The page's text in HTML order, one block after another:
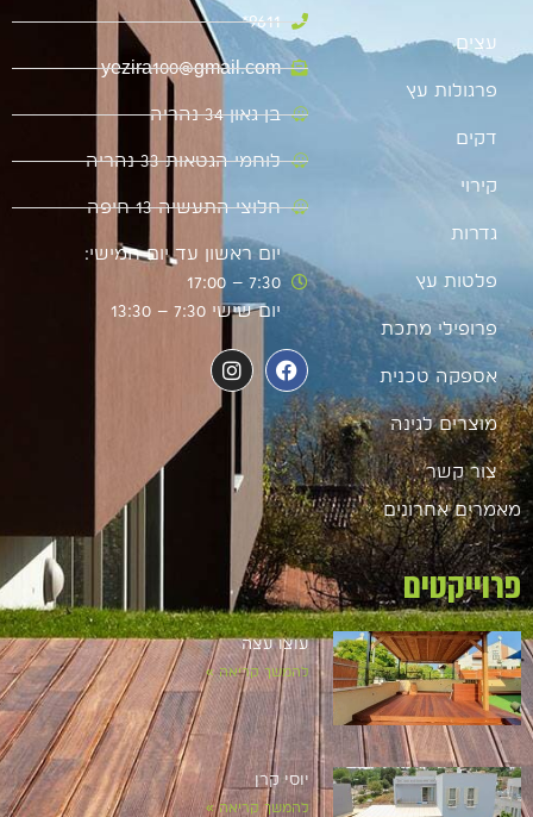
עצים
פרגולות עץ
דקים
קירוי
גדרות
פלטות עץ
פרופילי מתכת
אספקה טכנית
מוצרים לגינה
צור קשר
מאמרים אחרונים
9611*
yezira100@gmail.com
בן גאון 34 נהריה
לוחמי הגטאות 33 נהריה
חלוצי התעשיה 13 חיפה
יום ראשון עד יום חמישי:
7:30 – 17:00
יום שישי 7:30 – 13:30
פרוייקטים
עוצו עצה
להמשך קריאה »
יוסי קרן
להמשך קריאה »